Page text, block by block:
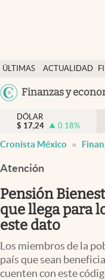
ÚLTIMAS
NOTICIAS
ACTUALIDAD
Finanzas y
Actualidad
Finanzas y economía
Dólar y mercados
Pc y celular
Vida y estilo
Tv
Clima
DÓLAR
$ 17,24 0.18%
Cronista México
Atención
Pensión
que llega para
este dato
Los miembros de la
país que sean
cuenten con este